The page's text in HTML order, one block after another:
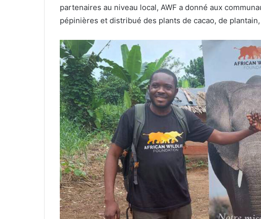
partenaires au niveau local, AWF a donné aux
pépinières et distribué des plants de cacao, de